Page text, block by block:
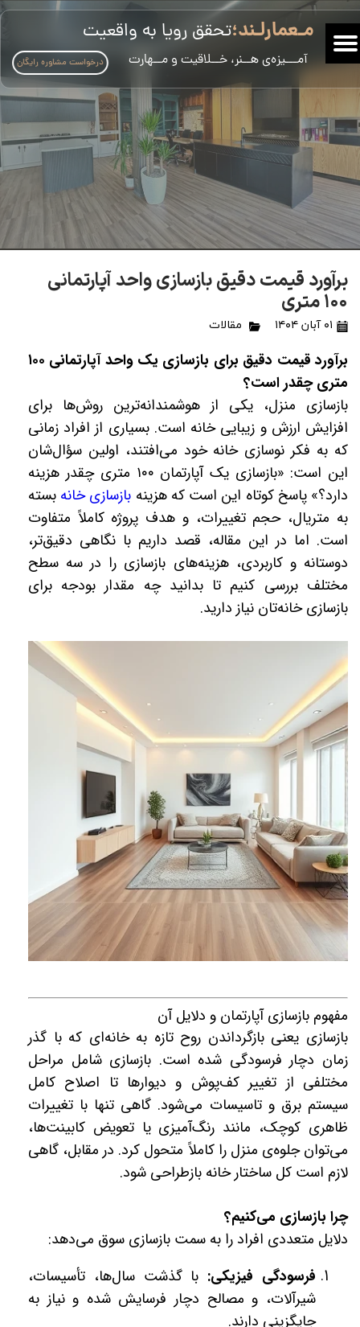
​آمـــیزه‌ی هــنر، خــلاقیت و مــهارت
مـعمارلـند؛تحقق رویا به واقعیت
درخواست مشاوره رایگان
برآورد قیمت دقیق بازسازی واحد آپارتمانی
۱۰۰ متری
۰۱ آبان ۱۴۰۴ مقالات
برآورد قیمت دقیق برای بازسازی یک واحد آپارتمانی ۱۰۰
متری چقدر است؟
بازسازی منزل، یکی از هوشمندانه‌ترین روش‌ها برای
افزایش ارزش و زیبایی خانه است. بسیاری از افراد زمانی
که به فکر نوسازی خانه خود می‌افتند، اولین سؤال‌شان
این است: «بازسازی یک آپارتمان ۱۰۰ متری چقدر هزینه
دارد؟» پاسخ کوتاه این است که هزینه بازسازی خانه بسته
به متریال، حجم تغییرات، و هدف پروژه کاملاً متفاوت
است. اما در این مقاله، قصد داریم با نگاهی دقیق‌تر،
دوستانه و کاربردی، هزینه‌های بازسازی را در سه سطح
مختلف بررسی کنیم تا بدانید چه مقدار بودجه برای
بازسازی خانه‌تان نیاز دارید.
مفهوم بازسازی آپارتمان و دلایل آن
بازسازی یعنی بازگرداندن روح تازه به خانه‌ای که با گذر
زمان دچار فرسودگی شده است. بازسازی شامل مراحل
مختلفی از تغییر کف‌پوش و دیوارها تا اصلاح کامل
سیستم برق و تاسیسات می‌شود. گاهی تنها با تغییرات
ظاهری کوچک، مانند رنگ‌آمیزی یا تعویض کابینت‌ها،
می‌توان جلوه‌ی منزل را کاملاً متحول کرد. در مقابل، گاهی
لازم است کل ساختار خانه بازطراحی شود.
چرا بازسازی می‌کنیم؟
دلایل متعددی افراد را به سمت بازسازی سوق می‌دهد:
فرسودگی فیزیکی: با گذشت سال‌ها، تأسیسات،
شیرآلات، و مصالح دچار فرسایش شده و نیاز به
جایگزینی دارند.